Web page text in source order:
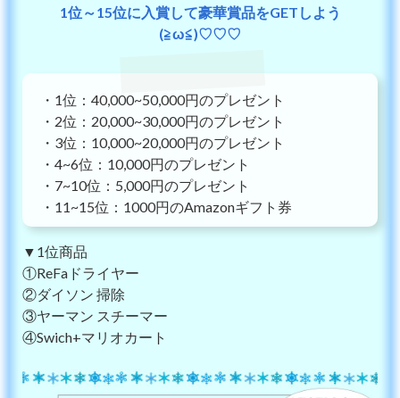
1位～15位に入賞して豪華賞品をGETしよう
(≧ω≦)♡♡♡
・1位：40,000~50,000円のプレゼント
・2位：20,000~30,000円のプレゼント
・3位：10,000~20,000円のプレゼント
・4~6位：10,000円のプレゼント
・7~10位：5,000円のプレゼント
・11~15位：1000円のAmazonギフト券
▼1位商品
①ReFaドライヤー
②ダイソン 掃除
③ヤーマン スチーマー
④Swich+マリオカート